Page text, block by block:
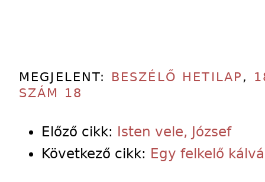
MEGJELENT: BESZÉLŐ HETILAP ,
SZÁM 18
Előző cikk: Isten vele, József
Következő cikk: Egy felkelő